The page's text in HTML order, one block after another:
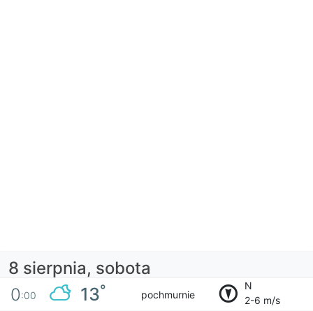
8 sierpnia, sobota
0:00 13° pochmurnie
N
2-6 m/s